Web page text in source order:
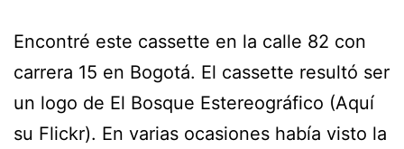
Encontré este cassette en la calle 82 con
carrera 15 en Bogotá. El cassette resultó ser
un logo de El Bosque Estereográfico (Aquí
su Flickr). En varias ocasiones había visto la